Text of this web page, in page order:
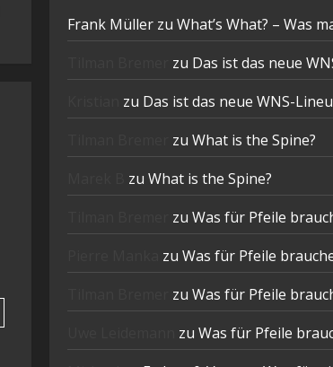
Frank Müller zu What’s What? – Was
zu Das ist das neue
zu Das ist das neue WNS-
zu What is the Spine?
zu What is the Spine?
zu Was für Pfeile
zu Was für Pfeile
zu Was für Pfeile
zu Was für Pfeile